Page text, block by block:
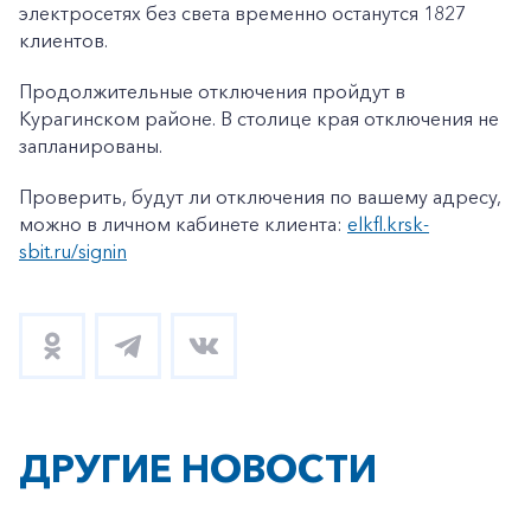
электросетях без света временно останутся 1827
клиентов.
Продолжительные отключения пройдут в
Курагинском районе. В столице края отключения не
запланированы.
Проверить, будут ли отключения по вашему адресу,
можно в личном кабинете клиента: elkfl.krsk-
sbit.ru/signin
ДРУГИЕ НОВОСТИ